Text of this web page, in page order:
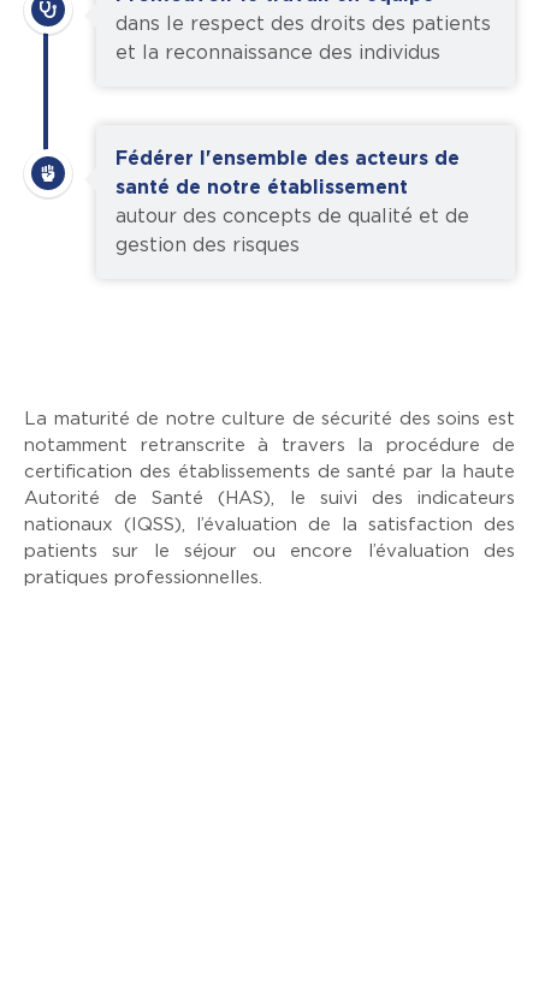
dans le respect des droits des patients
et la reconnaissance des individus
Fédérer l'ensemble des acteurs de
santé de notre établissement
autour des concepts de qualité et de
gestion des risques
La maturité de notre culture de sécurité des soins est
notamment retranscrite à travers la procédure de
certification des établissements de santé par la haute
Autorité de Santé (HAS), le suivi des indicateurs
nationaux (IQSS), l’évaluation de la satisfaction des
patients sur le séjour ou encore l’évaluation des
pratiques professionnelles.